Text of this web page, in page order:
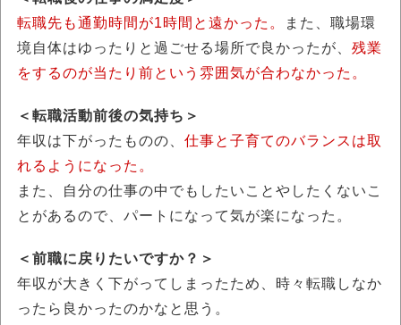
転職先も通勤時間が1時間と遠かった。
また、職場環
境自体はゆったりと過ごせる場所で良かったが、 残業
をするのが当たり前という雰囲気が合わなかった。
＜転職活動前後の気持ち＞
年収は下がったものの、 仕事と子育てのバランスは取
れるようになった。
また、自分の仕事の中でもしたいことやしたくないこ
とがあるので、パートになって気が楽になった。
＜前職に戻りたいですか？＞
年収が大きく下がってしまったため、時々転職しなか
ったら良かったのかなと思う。